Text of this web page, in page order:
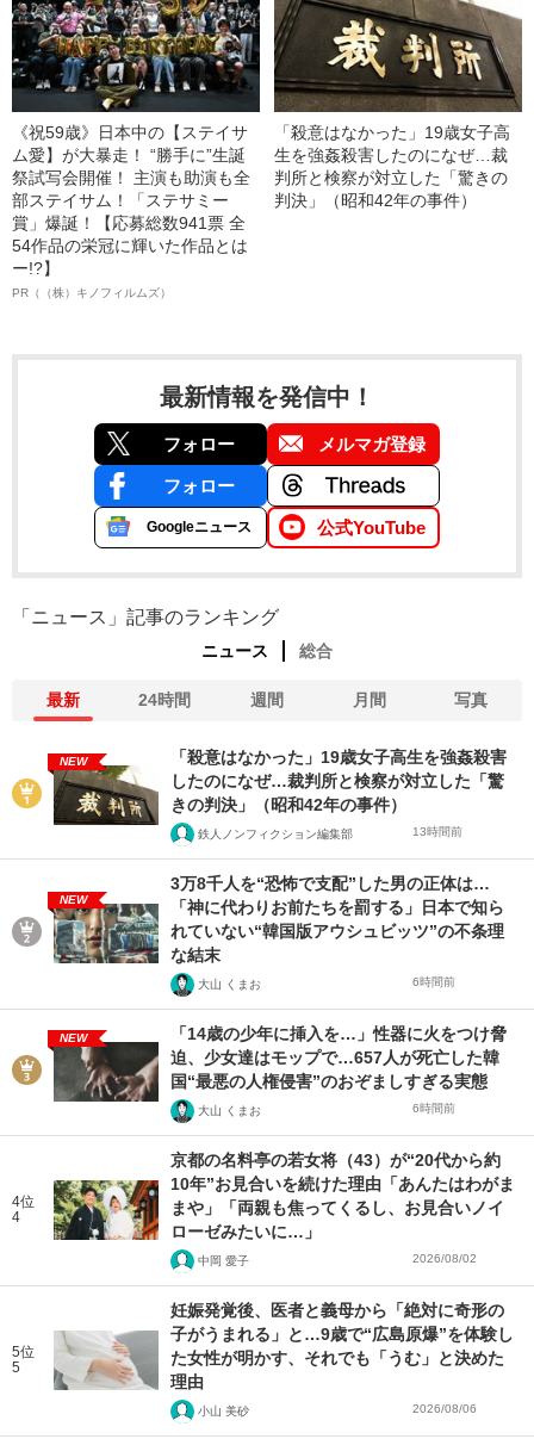
《祝59歳》日本中の【ステイサ
ム愛】が大暴走！ “勝手に”生誕
祭試写会開催！ 主演も助演も全
部ステイサム！「ステサミー
賞」爆誕！【応募総数941票 全
54作品の栄冠に輝いた作品とは
ー!?】
PR（（株）キノフィルムズ）
「殺意はなかった」19歳女子高
生を強姦殺害したのになぜ…裁
判所と検察が対立した「驚きの
判決」（昭和42年の事件）
最新情報を発信中！
フォロー メルマガ登録
フォロー
Googleニュース 公式YouTube
「ニュース」記事のランキング
ニュース 総合
最新 24時間 週間 月間 写真
NEW
「殺意はなかった」19歳女子高生を強姦殺害
したのになぜ…裁判所と検察が対立した「驚
きの判決」（昭和42年の事件）
鉄人ノンフィクション編集部 13時間前
NEW
3万8千人を“恐怖で支配”した男の正体は…
「神に代わりお前たちを罰する」日本で知ら
れていない“韓国版アウシュビッツ”の不条理
な結末
大山 くまお 6時間前
NEW
「14歳の少年に挿入を…」性器に火をつけ脅
迫、少女達はモップで…657人が死亡した韓
国“最悪の人権侵害”のおぞましすぎる実態
大山 くまお 6時間前
4位
4
京都の名料亭の若女将（43）が“20代から約
10年”お見合いを続けた理由「あんたはわがま
まや」「両親も焦ってくるし、お見合いノイ
ローゼみたいに…」
中岡 愛子 2026/08/02
5位
5
妊娠発覚後、医者と義母から「絶対に奇形の
子がうまれる」と…9歳で“広島原爆”を体験し
た女性が明かす、それでも「うむ」と決めた
理由
小山 美砂 2026/08/06